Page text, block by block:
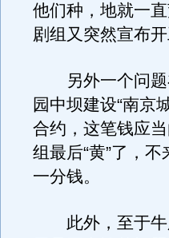
他们种，地就一
剧组又突然宣布
另外一个问题
园中坝建设“南京
合约，这笔钱应
组最后“黄”了，
一分钱。
此外，至于牛